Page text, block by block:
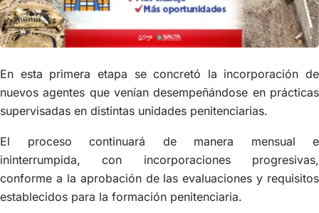
En esta primera etapa se concretó la incorporación de
nuevos agentes que venían desempeñándose en prácticas
supervisadas en distintas unidades penitenciarias.
El proceso continuará de manera mensual e
ininterrumpida, con incorporaciones progresivas,
conforme a la aprobación de las evaluaciones y requisitos
establecidos para la formación penitenciaria.